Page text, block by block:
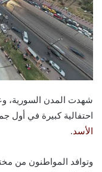
شهدت المدن السورية،
احتفالية كبيرة في أول
الأسد.
وتوافد المواطنون من